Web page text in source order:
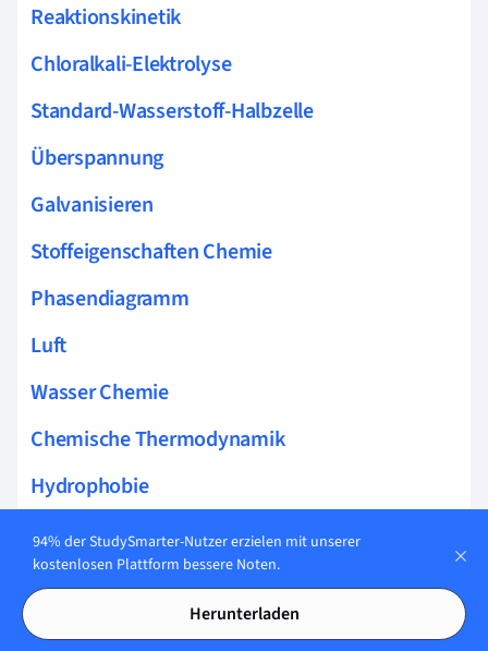
Reaktionskinetik
Chloralkali-Elektrolyse
Standard-Wasserstoff-Halbzelle
Überspannung
Galvanisieren
Stoffeigenschaften Chemie
Phasendiagramm
Luft
Wasser Chemie
Chemische Thermodynamik
Hydrophobie
Mpemba Effekt
Aerosole
Kolloidosmotischer Druck
94% der StudySmarter-Nutzer erzielen mit unserer
kostenlosen Plattform bessere Noten.
Herunterladen